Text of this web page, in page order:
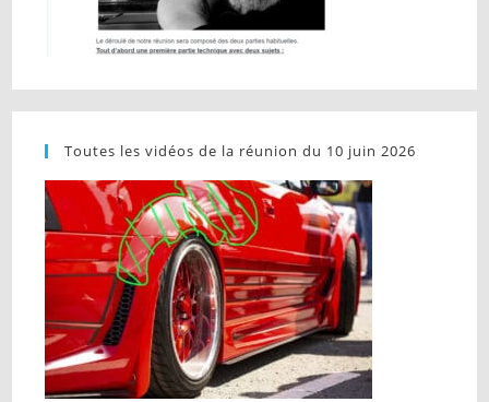
Toutes les vidéos de la réunion du 10 juin 2026